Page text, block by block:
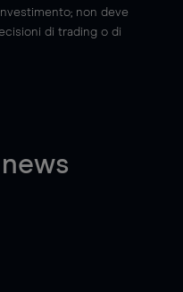
non deve
di trading o di